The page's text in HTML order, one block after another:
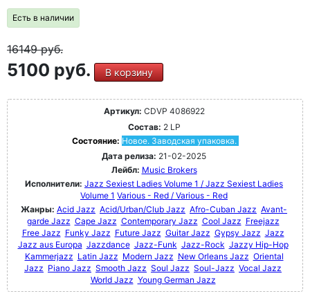
Есть в наличии
16149руб.
5100 руб. В корзину
Артикул: CDVP 4086922
Состав: 2 LP
Состояние: Новое. Заводская упаковка.
Дата релиза: 21-02-2025
Лейбл: Music Brokers
Исполнители: Jazz Sexiest Ladies Volume 1 / Jazz Sexiest Ladies
Volume 1 Various - Red / Various - Red
Жанры: Acid Jazz Acid/Urban/Club Jazz Afro-Cuban Jazz Avant-
garde Jazz Cape Jazz Contemporary Jazz Cool Jazz Freejazz
Free Jazz Funky Jazz Future Jazz Guitar Jazz Gypsy Jazz Jazz
Jazz aus Europa Jazzdance Jazz-Funk Jazz-Rock Jazzy Hip-Hop
Kammerjazz Latin Jazz Modern Jazz New Orleans Jazz Oriental
Jazz Piano Jazz Smooth Jazz Soul Jazz Soul-Jazz Vocal Jazz
World Jazz Young German Jazz